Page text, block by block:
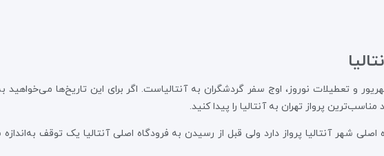
شهریور و تعطیلات نوروز، اوج سفر گردشگران به آنتالیاست. اگر برای این تاریخ‌ها
مناسب‌ترین پرواز تهران به آنتالیا را پیدا کنید.
اصلی شهر آنتالیا پرواز دارد ولی قبل از رسیدن به فرودگاه اصلی آنتالیا یک توقف